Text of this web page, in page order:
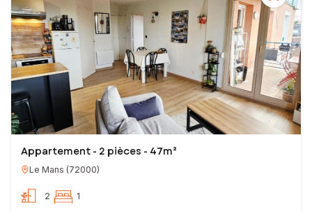
Appartement - 2 pièces - 47m²
Le Mans (72000)
2 1